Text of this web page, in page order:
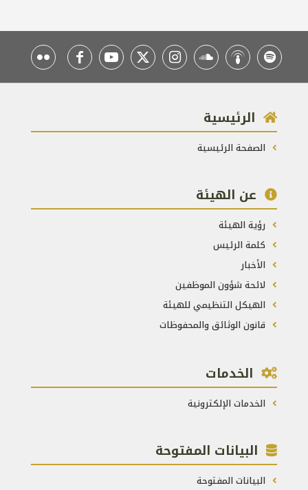
الرئيسية
الصفحة الرئيسية
عن الهيئة
رؤية الهيئة
كلمة الرئيس
الأخبار
لائحة شؤون الموظفين
الهيكل التنظيمي للهيئة
قانون الوثائق والمحفوظات
الخدمات
الخدمات الإلكترونية
البيانات المفتوحة
البيانات المفتوحة